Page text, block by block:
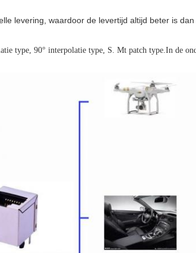
levering, waardoor de levertijd altijd beter is dan
type, 90° interpolatie type, S. Mt patch type.In de